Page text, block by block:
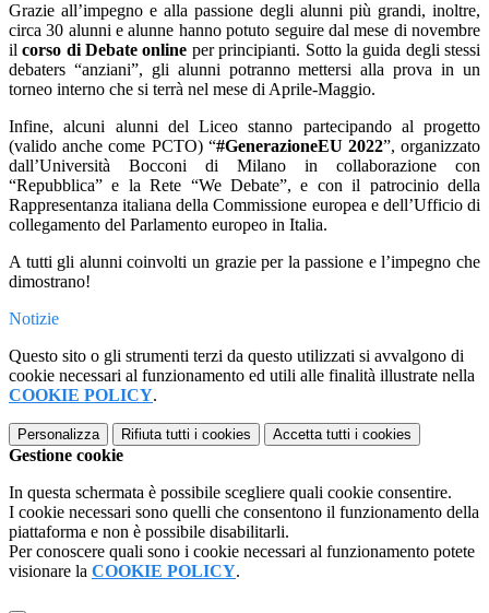
Grazie all’impegno e alla passione degli alunni più grandi, inoltre,
circa 30 alunni e alunne hanno potuto seguire dal mese di novembre
ilcorso di Debate online per principianti. Sotto la guida degli stessi
debaters “anziani”, gli alunni potranno mettersi alla prova in un
torneo interno che si terrà nel mese di Aprile-Maggio.
Infine, alcuni alunni del Liceo stanno partecipando al progetto
(valido anche come PCTO) “#GenerazioneEU 2022”, organizzato
dall’Università Bocconi di Milano in collaborazione con
“Repubblica” e la Rete “We Debate”, e con il patrocinio della
Rappresentanza italiana della Commissione europea e dell’Ufficio di
collegamento del Parlamento europeo in Italia.
A tutti gli alunni coinvolti un grazie per la passione e l’impegno che
dimostrano!
Notizie
Questo sito o gli strumenti terzi da questo utilizzati si avvalgono di
cookie necessari al funzionamento ed utili alle finalità illustrate nella
COOKIE POLICY.
Personalizza Rifiuta tutti i cookies Accetta tutti i cookies
Gestione cookie
In questa schermata è possibile scegliere quali cookie consentire.
I cookie necessari sono quelli che consentono il funzionamento della
piattaforma e non è possibile disabilitarli.
Per conoscere quali sono i cookie necessari al funzionamento potete
visionare la COOKIE POLICY.